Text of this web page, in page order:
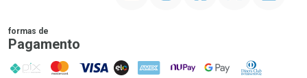
formas de
Pagamento
PIX MasterCard
VISA ELO AMEX NuPay Google PayDiners Club